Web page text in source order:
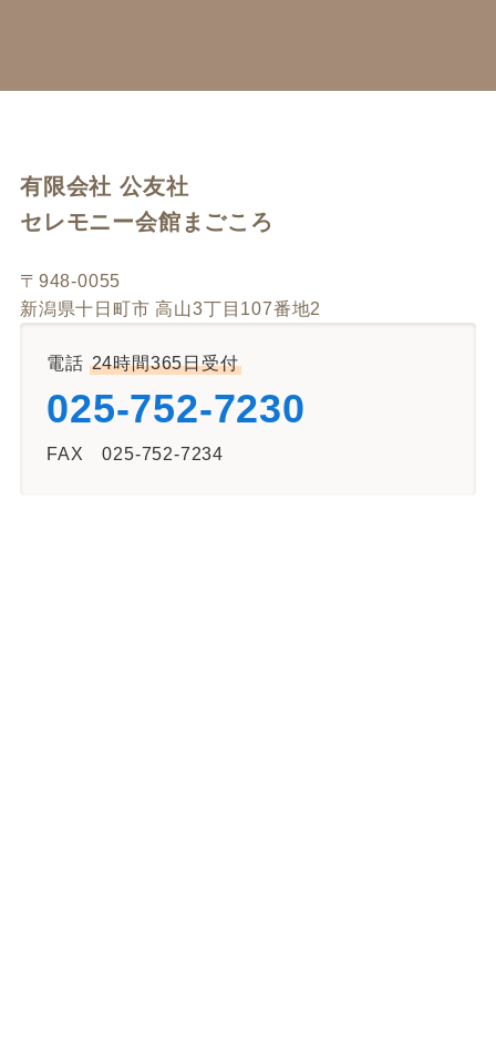
有限会社 公友社
セレモニー会館まごころ
〒948-0055
新潟県十日町市 高山3丁目107番地2
電話 24時間365日受付
025-752-7230
FAX 025-752-7234